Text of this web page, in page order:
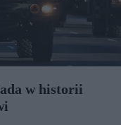
w historii